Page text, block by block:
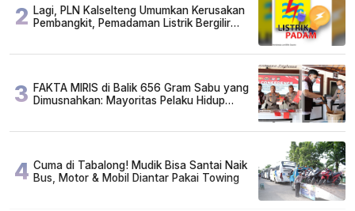
2 Lagi, PLN Kalselteng Umumkan Kerusakan
Pembangkit, Pemadaman Listrik Bergilir
3 FAKTA MIRIS di Balik 656 Gram Sabu yang
Dimusnahkan: Mayoritas Pelaku Hidup
4 Cuma di Tabalong! Mudik Bisa Santai Naik
Bus, Motor & Mobil Diantar Pakai Towing